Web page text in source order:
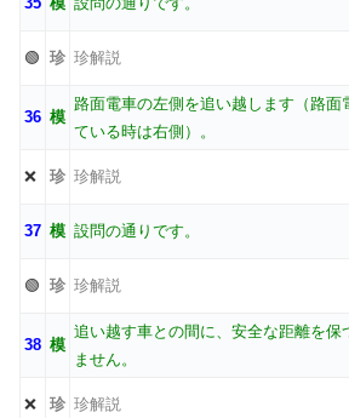
🟢 珍 珍解説
36 模
路面電車の左側を追い越します（路面
ている時は右側）。
❌ 珍 珍解説
37 模 設問の通りです。
🟢 珍 珍解説
38 模
追い越す車との間に、安全な距離を保
ません。
❌ 珍 珍解説